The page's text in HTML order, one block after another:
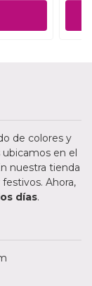
de colores y
ubicamos en el
nuestra tienda
Ahora,
días.